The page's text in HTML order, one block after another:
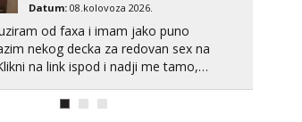
Datum: 08.kolovoza 2026.
od faxa i imam jako puno
nekog decka za redovan sex na